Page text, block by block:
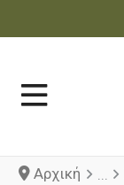
Αρχική